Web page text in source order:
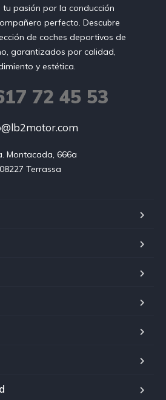
tu pasión por la conducción
perfecto. Descubre
de coches deportivos de
garantizados por calidad,
y estética.
72 45 53
Montacada, 666a
08227 Terrassa